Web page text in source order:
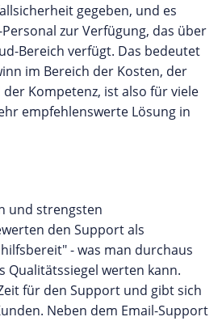
gegeben, und es
zur Verfügung, das über
Bereich verfügt. Das bedeutet
im Bereich der Kosten, der
Kompetenz, ist also für viele
empfehlenswerte Lösung in
und strengsten
den Support als
- was man durchaus
Qualitätssiegel werten kann.
für den Support und gibt sich
Neben dem Email-Support